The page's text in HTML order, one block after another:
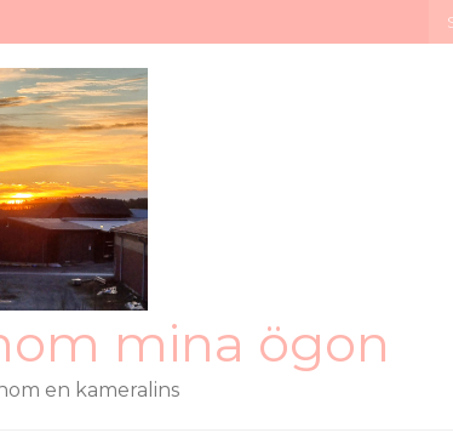
mina ögon
en kameralins